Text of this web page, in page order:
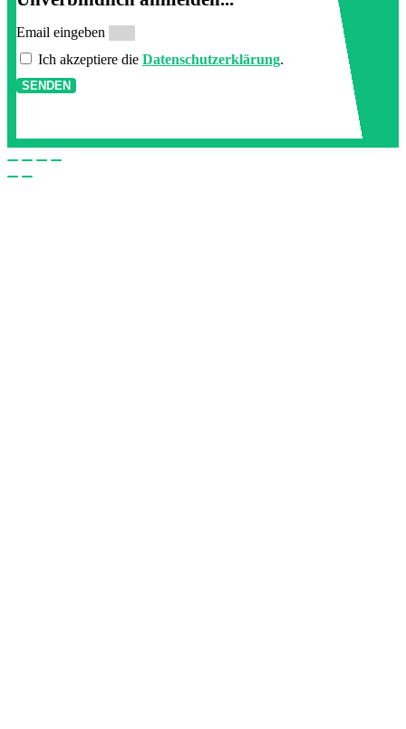
Email eingeben
Ich akzeptiere die Datenschutzerklärung.
SENDEN